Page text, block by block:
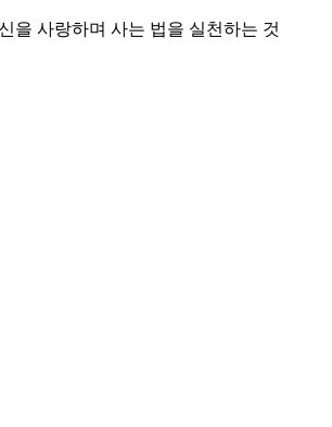
을 사랑하며 사는 법을 실천하는 것